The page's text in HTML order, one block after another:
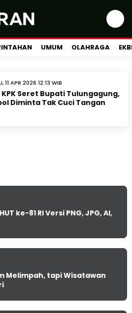
UMUM OLAHRAGA
11 APR 2026 12:13 WIB
KPK Seret Bupati Tulungagung,
Diminta Tak Cuci Tangan
ke-81 RI Versi PNG, JPG, AI,
Melimpah, tapi Wisatawan